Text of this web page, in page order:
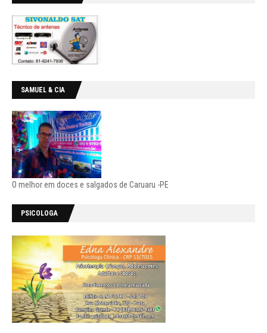
SAMUEL & CIA
O melhor em doces e salgados de Caruaru -PE
PSICOLOGA